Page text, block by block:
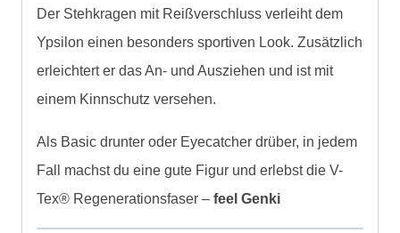
Der Stehkragen mit Reißverschluss verleiht dem
Ypsilon einen besonders sportiven Look. Zusätzlich
erleichtert er das An- und Ausziehen und ist mit
einem Kinnschutz versehen.
Als Basic drunter oder Eyecatcher drüber, in jedem
Fall machst du eine gute Figur und erlebst die V-
Tex® Regenerationsfaser – feel Genki